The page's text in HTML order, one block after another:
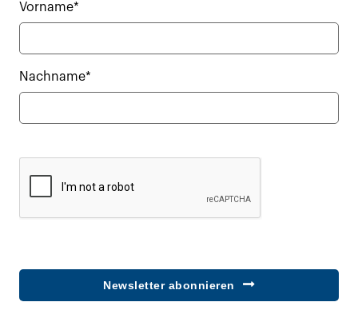
Vorname*
Nachname*
Newsletter abonnieren